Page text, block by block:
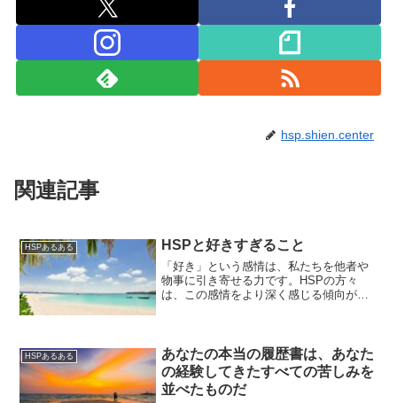
hsp.shien.center
関連記事
HSPあるある HSPと好きすぎること
「好き」という感情は、私たちを他者や
物事に引き寄せる力です。HSPの方々
は、この感情をより深く感じる傾向があ
これは、HSPの方が感じ...
HSPあるある
あなたの本当の履歴書は、あなた
の経験してきたすべての苦しみを
並べたものだ